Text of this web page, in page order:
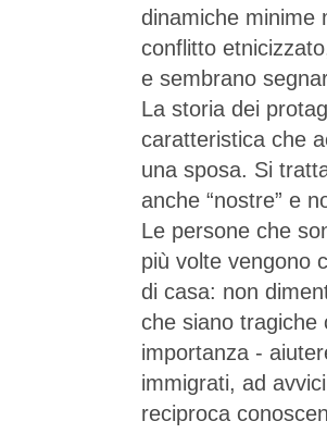
dinamiche minime
conflitto
e sembrano
La storia dei
caratteristica che
una sposa. Si
anche “nostre” e
Le persone che
più volte vengono
di casa: non
che siano tragiche
importanza -
immigrati, ad
reciproca